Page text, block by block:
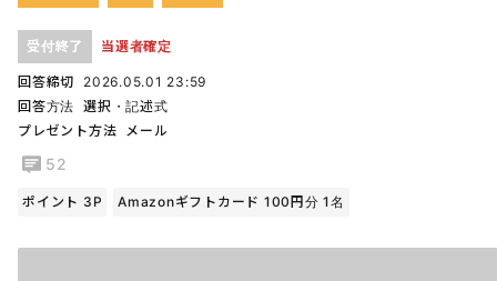
受付終了 当選者確定
回答締切
2026.05.01 23:59
回答方法 選択・記述式
プレゼント方法
メール
52
ポイント 3P Amazonギフトカード 100円分 1名